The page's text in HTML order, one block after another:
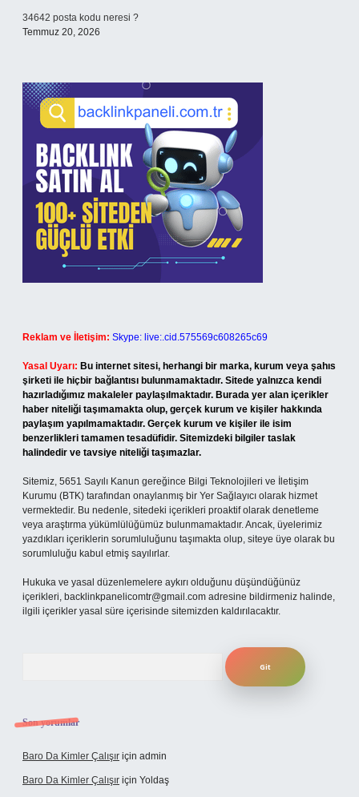
34642 posta kodu neresi ?
Temmuz 20, 2026
Reklam ve İletişim: Skype: live:.cid.575569c608265c69
Yasal Uyarı: Bu internet sitesi, herhangi bir marka, kurum veya şahıs
şirketi ile hiçbir bağlantısı bulunmamaktadır. Sitede yalnızca kendi
hazırladığımız makaleler paylaşılmaktadır. Burada yer alan içerikler
haber niteliği taşımamakta olup, gerçek kurum ve kişiler hakkında
paylaşım yapılmamaktadır. Gerçek kurum ve kişiler ile isim
benzerlikleri tamamen tesadüfidir. Sitemizdeki bilgiler taslak
halindedir ve tavsiye niteliği taşımazlar.
Sitemiz, 5651 Sayılı Kanun gereğince Bilgi Teknolojileri ve İletişim
Kurumu (BTK) tarafından onaylanmış bir Yer Sağlayıcı olarak hizmet
vermektedir. Bu nedenle, sitedeki içerikleri proaktif olarak denetleme
veya araştırma yükümlülüğümüz bulunmamaktadır. Ancak, üyelerimiz
yazdıkları içeriklerin sorumluluğunu taşımakta olup, siteye üye olarak bu
sorumluluğu kabul etmiş sayılırlar.
Hukuka ve yasal düzenlemelere aykırı olduğunu düşündüğünüz
içerikleri, backlinkpanelicomtr@gmail.com adresine bildirmeniz halinde,
ilgili içerikler yasal süre içerisinde sitemizden kaldırılacaktır.
Son yorumlar
Baro Da Kimler Çalışır için admin
Baro Da Kimler Çalışır için Yoldaş